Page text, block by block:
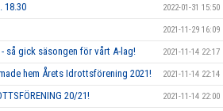
18.30 2022-01-31 15:50
2021-11-29 16:09
gick säsongen för vårt A-lag! 2021-11-14 22:17
hem Årets Idrottsförening 2021! 2021-11-14 22:14
20/21! 2021-11-14 22:00